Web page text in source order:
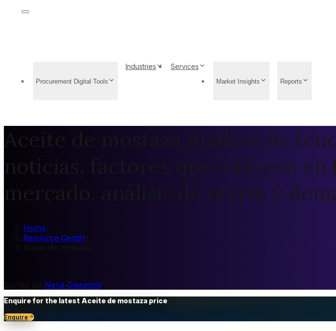
Procurement Digital Tools
Industries Services
Market Insights Reports
Aceite de mostaza Análisis de
noticias, factores que influyen
mercado, análisis de oferta y
Home
Resource Center/
Neha Gawande
Enquire for the latest Aceite de mostaza price
Enquire